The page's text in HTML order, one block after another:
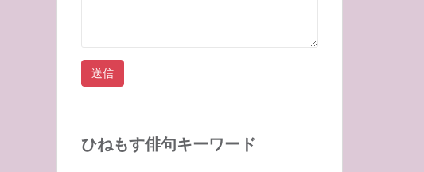
ひねもす俳句キーワード